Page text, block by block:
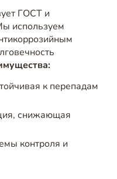
ГОСТ и
используем
к перепадам
снижающая
контроля и